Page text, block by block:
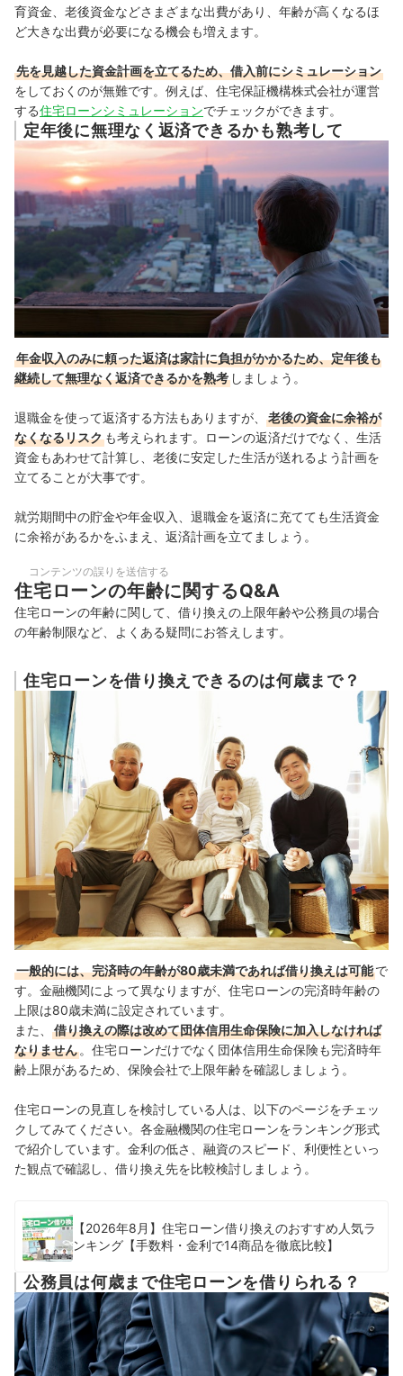
育資金、老後資金などさまざまな出費があり、年齢が高くなるほ
ど大きな出費が必要になる機会も増えます。
先を見越した資金計画を立てるため、借入前にシミュレーション
をしておくのが無難です。例えば、住宅保証機構株式会社が運営
する住宅ローンシミュレーションでチェックができます。
定年後に無理なく返済できるかも熟考して
年金収入のみに頼った返済は家計に負担がかかるため、定年後も
継続して無理なく返済できるかを熟考 しましょう。
退職金を使って返済する方法もありますが、
老後の資金に余裕が
なくなるリスク も考えられます。
ローンの返済だけでなく、生活
資金もあわせて計算し、老後に安定した生活が送れるよう計画を
立てることが大事です。
就労期間中の貯金や年金収入、退職金を返済に充てても生活資金
に余裕があるかをふまえ、返済計画を立てましょう。
コンテンツの誤りを送信する
住宅ローンの年齢に関するQ&A
住宅ローンの年齢に関して、借り換えの上限年齢や公務員の場合
の年齢制限など、
よくある疑問にお答えします。
住宅ローンを借り換えできるのは何歳まで？
一般的には、完済時の年齢が80歳未満であれば借り換えは可能で
す。 金融機関によって異なりますが、住宅ローンの完済時年齢の
上限は80歳未満に設定されています。
また、
借り換えの際は改めて団体信用生命保険に加入しなければ
なりません 。住宅ローンだけでなく団体信用生命保険も完済時年
齢上限があるため、保険会社で上限年齢を確認しましょう。
住宅ローンの見直しを検討している人は、以下のページをチェッ
クしてみてください。各金融機関の住宅ローンをランキング形式
で紹介しています。金利の低さ、融資のスピード、利便性といっ
た観点で確認し、借り換え先を比較検討しましょう。
【2026年8月】住宅ローン借り換えのおすすめ人気ラ
ンキング【手数料・金利で14商品を徹底比較】
公務員は何歳まで住宅ローンを借りられる？